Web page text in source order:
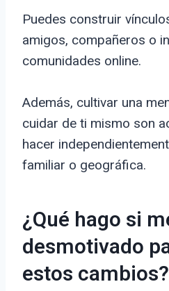
Puedes construir
amigos, compañeros o
comunidades online.
Además, cultivar una
cuidar de ti mismo son
hacer
familiar o geográfica.
¿Qué hago si
desmotivado
estos cambios?